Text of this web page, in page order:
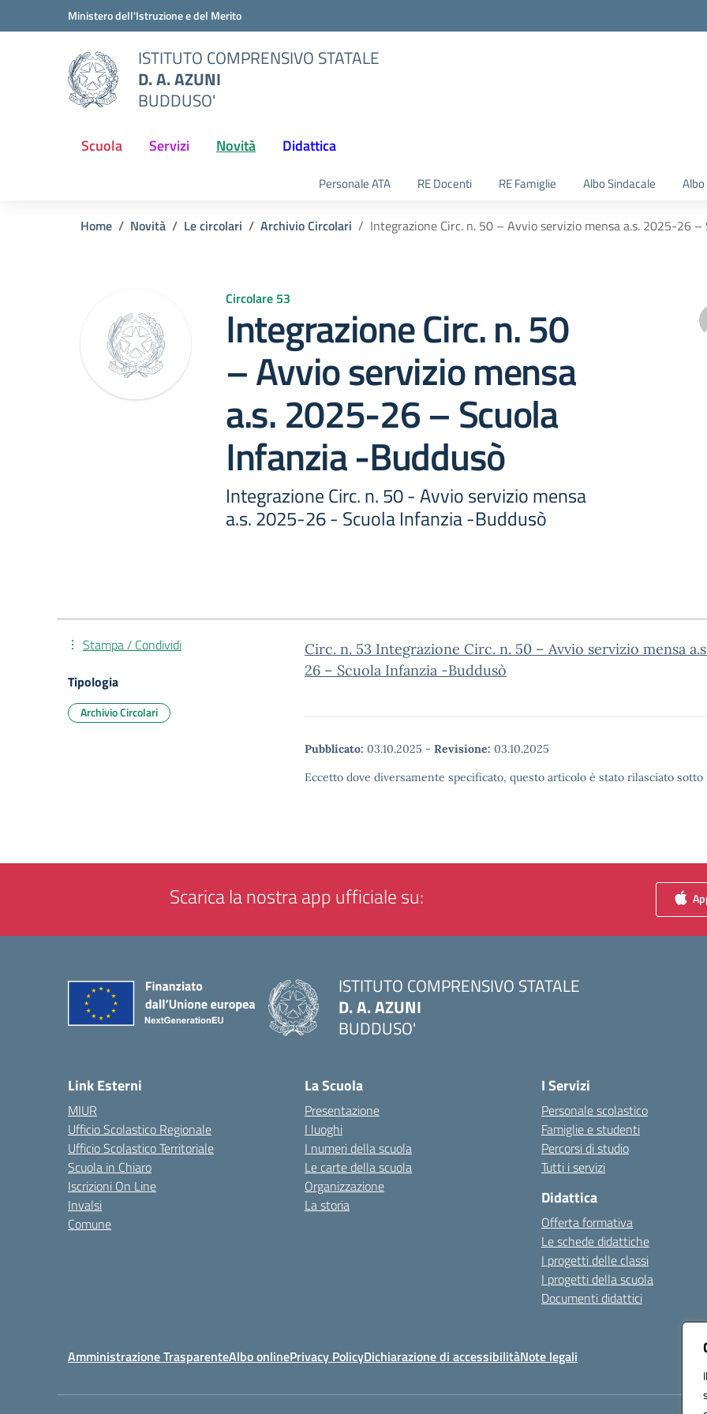
Vai ai contenuti
Vai al menu di navigazioneMinistero dell'Istruzione e del Merito
ISTITUTO COMPRENSIVO STATALE
D. A. AZUNI
BUDDUSO'
Scuola Servizi Novità Didattica
Personale ATA RE Docenti RE Famiglie Albo Sindacale
Home Novità Le circolari Archivio Circolari Integrazione Circ. n. 50 – Avvio servizio mensa a.s. 2025-26
Circolare 53
Integrazione Circ. n. 50
– Avvio servizio mensa
a.s. 2025-26 – Scuola
Infanzia -Buddusò
Integrazione Circ. n. 50 - Avvio servizio mensa
a.s. 2025-26 - Scuola Infanzia -Buddusò
Circ. n. 53 Integrazione Circ. n. 50 – Avvio servizio mensa
26 – Scuola Infanzia -Buddusò
Pubblicato: 03.10.2025 - Revisione: 03.10.2025
Eccetto dove diversamente specificato, questo articolo è stato rilasciato
Stampa / Condividi
Tipologia
Archivio Circolari
Scarica la nostra app ufficiale su:
ISTITUTO COMPRENSIVO STATALE
D. A. AZUNI
BUDDUSO'
Link Esterni
MIUR
Ufficio Scolastico Regionale
Ufficio Scolastico Territoriale
Scuola in Chiaro
Iscrizioni On Line
Invalsi
Comune
La Scuola
Presentazione
I luoghi
I numeri della scuola
Le carte della scuola
Organizzazione
La storia
I Servizi
Personale scolastico
Famiglie e studenti
Percorsi di studio
Tutti i servizi
Didattica
Offerta formativa
Le schede didattiche
I progetti delle classi
I progetti della scuola
Documenti didattici
Amministrazione TrasparenteAlbo onlinePrivacy PolicyDichiarazione di accessibilitàNote legali